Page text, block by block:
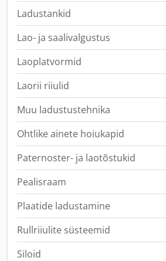
Ladustankid
Lao- ja saalivalgustus
Laoplatvormid
Laorii riiulid
Muu ladustustehnika
Ohtlike ainete hoiukapid
Paternoster- ja laotõstukid
Pealisraam
Plaatide ladustamine
Rullriiulite süsteemid
Siloid